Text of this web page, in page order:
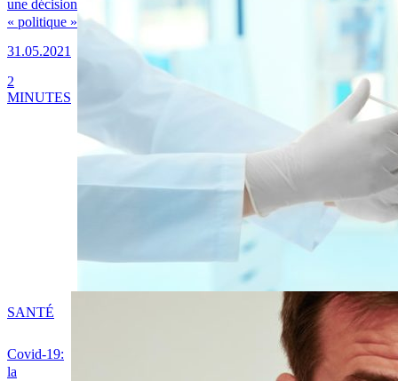
une décision
« politique »
31.05.2021
2
MINUTES
Covid-19:
la
SANTÉ